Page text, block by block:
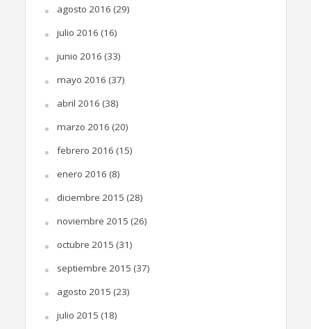
agosto 2016 (29)
julio 2016 (16)
junio 2016 (33)
mayo 2016 (37)
abril 2016 (38)
marzo 2016 (20)
febrero 2016 (15)
enero 2016 (8)
diciembre 2015 (28)
noviembre 2015 (26)
octubre 2015 (31)
septiembre 2015 (37)
agosto 2015 (23)
julio 2015 (18)